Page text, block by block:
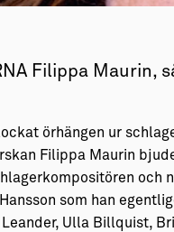
Filippa Maurin,
örhängen ur
Filippa Maurin
och
som han
Ulla Billquist,